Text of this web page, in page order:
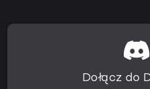
Dołącz do